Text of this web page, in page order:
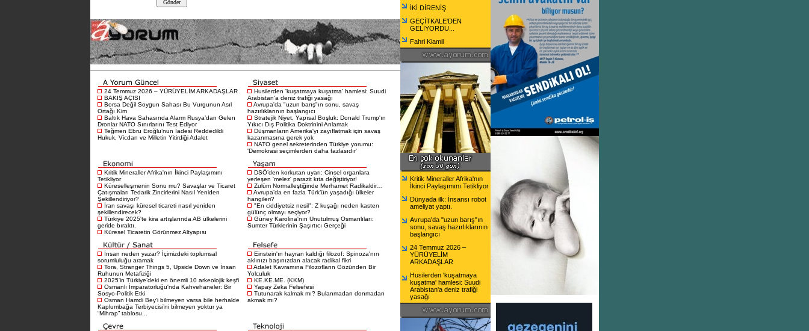
24 Temmuz 2026 – YÜRÜYELİM ARKADAŞLAR
BAKIŞ AÇISI
Borsa Değil Soygun Sahası Bu Vurgunun Asıl
Ortağı Kim
Baltık Hava Sahasında Alarm Rusya’dan Gelen
Dronlar NATO Sınırlarını Test Ediyor
Teğmen Ebru Eroğlu’nun İadesi Reddedildi
Hukuk, Vicdan ve Milletin Yitirdiği Adalet
Husilerden 'kuşatmaya kuşatma' hamlesi: Suudi
Arabistan'a deniz trafiği yasağı
Avrupa'da "uzun barış"ın sonu, savaş
hazırlıklarının başlangıcı
Stratejik Niyet, Yapısal Boşluk: Donald Trump'ın
Yıkıcı Dış Politika Doktrinini Anlamak
Düşmanların Amerika'yı zayıflatmak için savaş
kazanmasına gerek yok
NATO genel sekreterinden Türkiye yorumu:
'Demokrasi seçimlerden daha fazlasıdır'
Kritik Mineraller Afrika'nın İkinci Paylaşımını
Tetikliyor
Küreselleşmenin Sonu mu? Savaşlar ve Ticaret
Çatışmaları Tedarik Zincirlerini Nasıl Yeniden
Şekillendiriyor?
İran savaşı küresel ticareti nasıl yeniden
şekillendirecek?
Türkiye 2025'te kira artışlarında AB ülkelerini
geride bıraktı.
Küresel Ticaretin Görünmez Altyapısı
DSÖ’den korkutan uyarı: Cinsel organlara
yerleşen 'melez' parazit kıta değiştiriyor!
Zulüm Normalleştiğinde Merhamet Radikaldir…
Avrupa’da en fazla Türk’ün yaşadığı ülkeler
hangileri?
"En ciddiyetsiz nesil": Z kuşağı neden kasten
gülünç olmayı seçiyor?
Güney Karolina'nın Unutulmuş Osmanlıları:
Sumter Türklerinin Şaşırtıcı Gerçeği
İnsan neden yazar? İçimizdeki toplumsal
sorumluluğu aramak
Tora, Stranger Things 5, Upside Down ve İnsan
Ruhunun Metafiziği
2025'in Türkiye’deki en önemli 10 arkeolojik keşfi
Osmanlı İmparatorluğu'nda Kahvehaneler: Bir
Sosyo-Politik Etki
Osman Hamdi Bey’i bilmeyen varsa bile herhalde
Kaplumbağa Terbiyecisi’ni bilmeyen yoktur ya
“Mihrap” tablosu...
Einstein'ın hayran kaldığı filozof: Spinoza'nın
aklınızı başınızdan alacak radikal fikri
Adalet Kavramına Filozofların Gözünden Bir
Yolculuk
KE.KE.ME. (KKM)
Yapay Zeka Felsefesi
Tutunarak kalmak mı? Bulanmadan donmadan
akmak mı?
İKİ DİRENİŞ
GEÇİTKALE'DEN
GELİYORDU...
Fahri Kiamil
Kritik Mineraller Afrika'nın
İkinci Paylaşımını Tetikliyor
Dünyada ilk: İnsansı robot
ameliyat yaptı.
Avrupa'da "uzun barış"ın
sonu, savaş hazırlıklarının
başlangıcı
24 Temmuz 2026 –
YÜRÜYELİM
ARKADAŞLAR
Husilerden 'kuşatmaya
kuşatma' hamlesi: Suudi
Arabistan'a deniz trafiği
yasağı